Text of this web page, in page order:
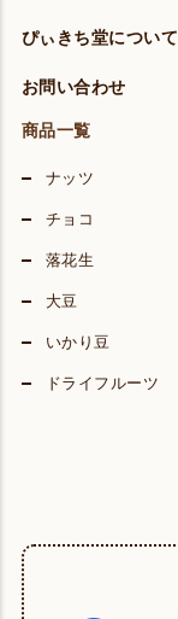
ぴぃきち堂について
お問い合わせ
商品一覧
ナッツ
チョコ
落花生
大豆
いかり豆
ドライフルーツ